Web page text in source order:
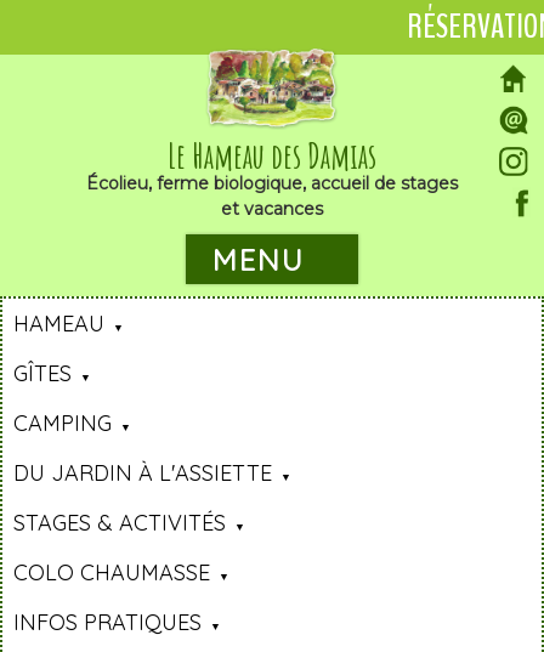
Le Hameau des Damias
Écolieu, ferme biologique, accueil de stages
et vacances
MENU
HAMEAU
GÎTES
CAMPING
DU JARDIN À L'ASSIETTE
STAGES & ACTIVITÉS
COLO CHAUMASSE
INFOS PRATIQUES